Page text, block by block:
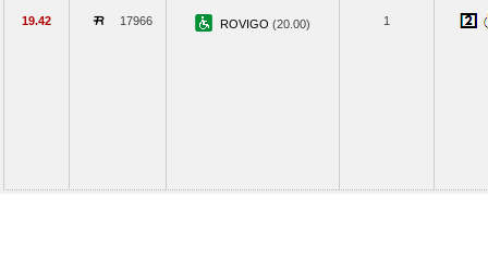
19.42 17966 ROVIGO (20.00) 1